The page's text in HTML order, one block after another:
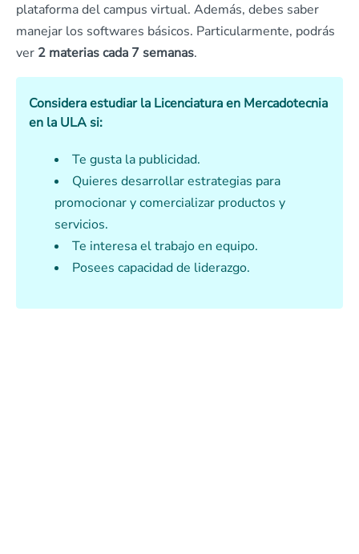
plataforma del campus virtual. Además, debes saber
manejar los softwares básicos. Particularmente, podrás
ver 2 materias cada 7 semanas.
Considera estudiar la Licenciatura en Mercadotecnia
en la ULA si:
Te gusta la publicidad.
Quieres desarrollar estrategias para
promocionar y comercializar productos y
servicios.
Te interesa el trabajo en equipo.
Posees capacidad de liderazgo.